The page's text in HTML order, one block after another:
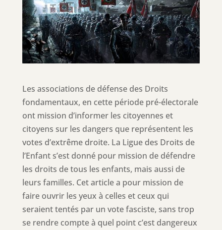
Les associations de défense des Droits
fondamentaux, en cette période pré-électorale
ont mission d’informer les citoyennes et
citoyens sur les dangers que représentent les
votes d’extrême droite. La Ligue des Droits de
l’Enfant s’est donné pour mission de défendre
les droits de tous les enfants, mais aussi de
leurs familles. Cet article a pour mission de
faire ouvrir les yeux à celles et ceux qui
seraient tentés par un vote fasciste, sans trop
se rendre compte à quel point c’est dangereux